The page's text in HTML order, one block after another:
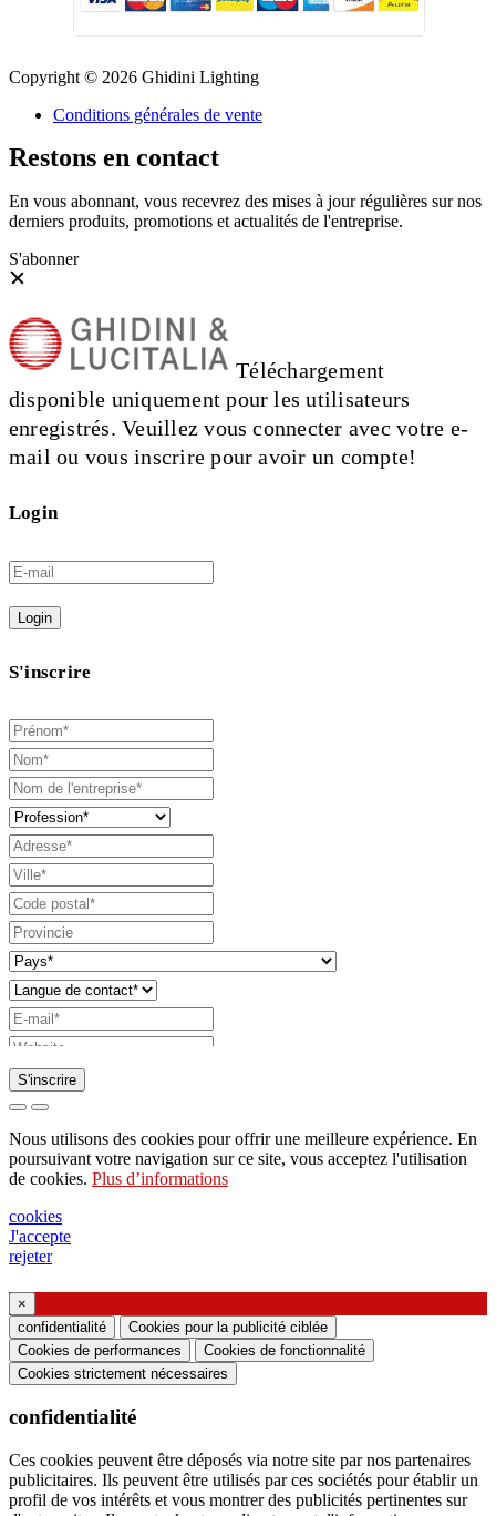
Copyright © 2026 Ghidini Lighting
Conditions générales de vente
Restons en contact
En vous abonnant, vous recevrez des mises à jour régulières sur nos
derniers produits, promotions et actualités de l'entreprise.
S'abonner
Téléchargement
disponible uniquement pour les utilisateurs
enregistrés. Veuillez vous connecter avec votre e-
mail ou vous inscrire pour avoir un compte!
Login
Login
S'inscrire
Demande d'envoi de catalogue
Demande à être contacté par votre représentant
commercial
Demande de support ou de conception
d'éclairage
produits Ghidini & Lucitalia
Manifestation du consentement (article 7 du
règlement UE n ° 2016/679)
Je déclare avoir lu les informations sur le
traitement des données personnelles et j'accepte le
traitement de mes données personnelles.
S'inscrire
Nous utilisons des cookies pour offrir une meilleure expérience. En
poursuivant votre navigation sur ce site, vous acceptez l'utilisation
de cookies. Plus d’informations
cookies
J'accepte
rejeter
×
confidentialité
Cookies pour la publicité ciblée
Cookies de performances
Cookies de fonctionnalité
Cookies strictement nécessaires
confidentialité
Ces cookies peuvent être déposés via notre site par nos partenaires
publicitaires. Ils peuvent être utilisés par ces sociétés pour établir un
profil de vos intérêts et vous montrer des publicités pertinentes sur